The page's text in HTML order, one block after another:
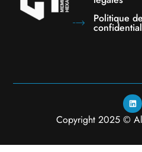
Politique de
Copyright 2025 ©